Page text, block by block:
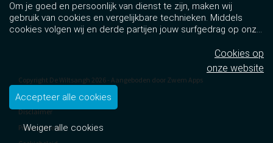
Copyright De Wiltsangh 2026 - Aangeboden door Zwem Apps
Algemene voorwaarden
Disclaimer
Privacybeleid
Om je goed en persoonlijk van dienst te zijn, maken wij
gebruik van cookies en vergelijkbare technieken. Middels
cookies volgen wij en derde partijen jouw surfgedrag op onze
en dit maakt het voor jou mogelijk om informatie te delen via
Cookies op
onze website
Accepteer alle cookies
Weiger alle cookies